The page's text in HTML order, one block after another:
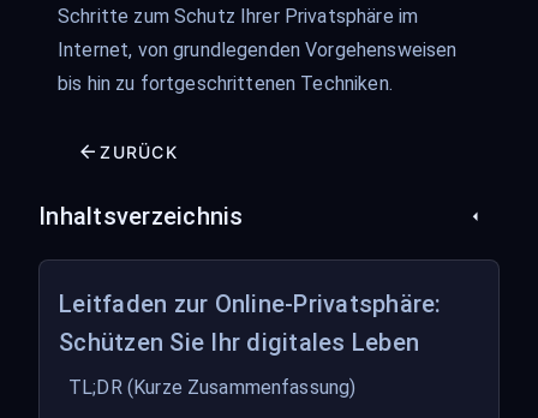
Schritte zum Schutz Ihrer Privatsphäre im
Internet, von grundlegenden Vorgehensweisen
bis hin zu fortgeschrittenen Techniken.
ZURÜCK
Inhaltsverzeichnis
Leitfaden zur Online-Privatsphäre:
Schützen Sie Ihr digitales Leben
TL;DR (Kurze Zusammenfassung)